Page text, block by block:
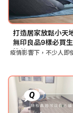
打造居家放鬆小天
無印良品9樣必買
推薦
疫情影響下，不少人即